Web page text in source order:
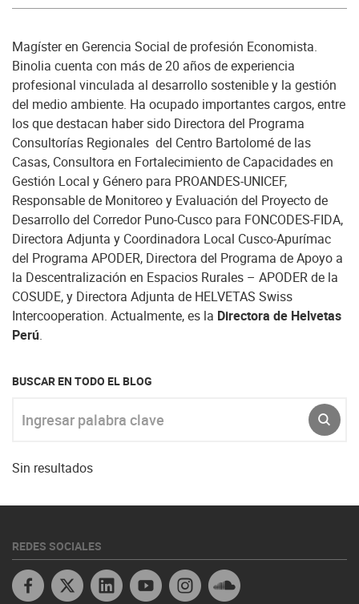
Magíster en Gerencia Social de profesión Economista.
Binolia cuenta con más de 20 años de experiencia
profesional vinculada al desarrollo sostenible y la gestión
del medio ambiente. Ha ocupado importantes cargos, entre
los que destacan haber sido Directora del Programa
Consultorías Regionales del Centro Bartolomé de las
Casas, Consultora en Fortalecimiento de Capacidades en
Gestión Local y Género para PROANDES-UNICEF,
Responsable de Monitoreo y Evaluación del Proyecto de
Desarrollo del Corredor Puno-Cusco para FONCODES-FIDA,
Directora Adjunta y Coordinadora Local Cusco-Apurímac
del Programa APODER, Directora del Programa de Apoyo a
la Descentralización en Espacios Rurales – APODER de la
COSUDE, y Directora Adjunta de HELVETAS Swiss
Intercooperation. Actualmente, es la Directora de Helvetas
Perú.
BUSCAR EN TODO EL BLOG
Sin resultados
REDES SOCIALES
Facebook Linkedin Youtube Peru
Instagram